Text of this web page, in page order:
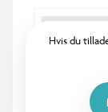
Hvis du